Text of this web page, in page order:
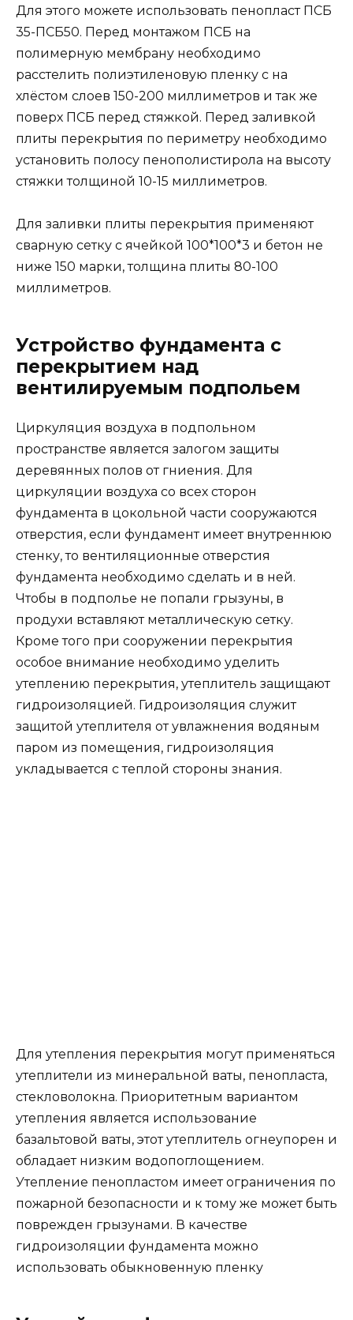
Для этого можете использовать пенопласт ПСБ
35-ПСБ50. Перед монтажом ПСБ на
полимерную мембрану необходимо
расстелить полиэтиленовую пленку с на
хлёстом слоев 150-200 миллиметров и так же
поверх ПСБ перед стяжкой. Перед заливкой
плиты перекрытия по периметру необходимо
установить полосу пенополистирола на высоту
стяжки толщиной 10-15 миллиметров.
Для заливки плиты перекрытия применяют
сварную сетку с ячейкой 100*100*3 и бетон не
ниже 150 марки, толщина плиты 80-100
миллиметров.
Устройство фундамента с
перекрытием над
вентилируемым подпольем
Циркуляция воздуха в подпольном
пространстве является залогом защиты
деревянных полов от гниения. Для
циркуляции воздуха со всех сторон
фундамента в цокольной части сооружаются
отверстия, если фундамент имеет внутреннюю
стенку, то вентиляционные отверстия
фундамента необходимо сделать и в ней.
Чтобы в подполье не попали грызуны, в
продухи вставляют металлическую сетку.
Кроме того при сооружении перекрытия
особое внимание необходимо уделить
утеплению перекрытия, утеплитель защищают
гидроизоляцией. Гидроизоляция служит
защитой утеплителя от увлажнения водяным
паром из помещения, гидроизоляция
укладывается с теплой стороны знания.
Для утепления перекрытия могут применяться
утеплители из минеральной ваты, пенопласта,
стекловолокна. Приоритетным вариантом
утепления является использование
базальтовой ваты, этот утеплитель огнеупорен и
обладает низким водопоглощением.
Утепление пенопластом имеет ограничения по
пожарной безопасности и к тому же может быть
поврежден грызунами. В качестве
гидроизоляции фундамента можно
использовать обыкновенную пленку